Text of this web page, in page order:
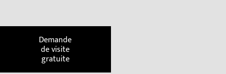
Demande
de visite
gratuite